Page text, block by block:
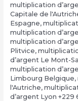
multiplication
Capitale de
Espagne,
multiplication
multiplication
Plitvice,
d’argent Le Mont-
multiplication
Limbourg Belgique,
l'Autriche,
d’argent Lyon +229